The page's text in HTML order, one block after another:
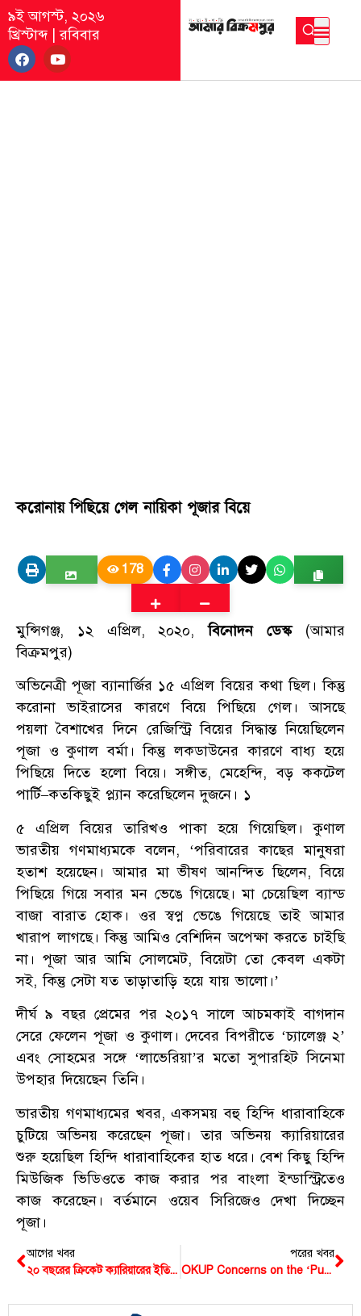
৯ই আগস্ট, ২০২৬
খ্রিস্টাব্দ|রবিবার
করোনায় পিছিয়ে গেল নায়িকা পূজার বিয়ে
178
মুন্সিগঞ্জ, ১২ এপ্রিল, ২০২০,বিনোদন ডেস্ক(আমার
বিক্রমপুর)
অভিনেত্রী পূজা ব্যানার্জির ১৫ এপ্রিল বিয়ের কথা ছিল। কিন্তু
করোনা ভাইরাসের কারণে বিয়ে পিছিয়ে গেল। আসছে
পয়লা বৈশাখের দিনে রেজিস্ট্রি বিয়ের সিদ্ধান্ত নিয়েছিলেন
পূজা ও কুণাল বর্মা। কিন্তু লকডাউনের কারণে বাধ্য হয়ে
পিছিয়ে দিতে হলো বিয়ে। সঙ্গীত, মেহেন্দি, বড় ককটেল
পার্টি–কতকিছুই প্ল্যান করেছিলেন দুজনে। ১
৫ এপ্রিল বিয়ের তারিখও পাকা হয়ে গিয়েছিল। কুণাল
ভারতীয় গণমাধ্যমকে বলেন, ‘পরিবারের কাছের মানুষরা
হতাশ হয়েছেন। আমার মা ভীষণ আনন্দিত ছিলেন, বিয়ে
পিছিয়ে গিয়ে সবার মন ভেঙে গিয়েছে। মা চেয়েছিল ব্যান্ড
বাজা বারাত হোক। ওর স্বপ্ন ভেঙে গিয়েছে তাই আমার
খারাপ লাগছে। কিন্তু আমিও বেশিদিন অপেক্ষা করতে চাইছি
না। পূজা আর আমি সোলমেট, বিয়েটা তো কেবল একটা
সই, কিন্তু সেটা যত তাড়াতাড়ি হয়ে যায় ভালো।’
দীর্ঘ ৯ বছর প্রেমের পর ২০১৭ সালে আচমকাই বাগদান
সেরে ফেলেন পূজা ও কুণাল। দেবের বিপরীতে ‘চ্যালেঞ্জ ২’
এবং সোহমের সঙ্গে ‘লাভেরিয়া’র মতো সুপারহিট সিনেমা
উপহার দিয়েছেন তিনি।
ভারতীয় গণমাধ্যমের খবর, একসময় বহু হিন্দি ধারাবাহিকে
চুটিয়ে অভিনয় করেছেন পূজা। তার অভিনয় ক্যারিয়ারের
শুরু হয়েছিল হিন্দি ধারাবাহিকের হাত ধরে। বেশ কিছু হিন্দি
মিউজিক ভিডিওতে কাজ করার পর বাংলা ইন্ডাস্ট্রিতেও
কাজ করেছেন। বর্তমানে ওয়েব সিরিজেও দেখা দিচ্ছেন
পূজা।
আগের খবর
২০ বছরের ক্রিকেট ক্যারিয়ারের ইতি টানছেন শরীফ
পরের খবর
OKUP Concerns on the ‘Push Back’ of Bangladeshi ‘undocumented’ migrant workers